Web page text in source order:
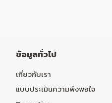
ข้อมูลทั่วไป
เกี่ยวกับเรา
แบบประเมินความพึงพอใจ